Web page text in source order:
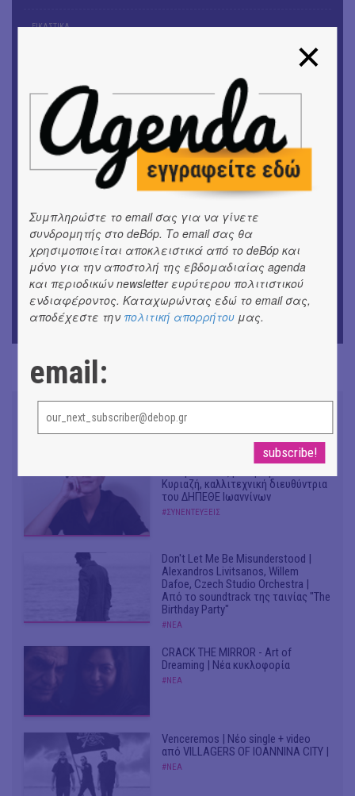
ΕΙΚΑΣΤΙΚΑ
Θανάσης Λάλας-Κώστας Τσόκλης - Συνομιλώντας με
εικόνες και λέξεις
ΚΙΝ/ΦΟΣ
Οι γαλλικές ταινίες του 16ου Athens Open Air Film
ΘΕΑΤΡΟ / ΧΟΡΟΣ
«Μήδεια» του Ευριπίδη | Σκην.: Nikita Milivojević
ΜΟΥΣΙΚΗ
9o Φεστιβάλ Στρογγύλη στη Σαντορίνη
ΘΕΑΤΡΟ / ΧΟΡΟΣ
«Ίων» του Ευρυπίδη
Κυριαζή, καλλιτεχνική διευθύντρια
του ΔΗΠΕΘΕ Ιωαννίνων
#ΣΥΝΕΝΤΕΥΞΕΙΣ
Don't Let Me Be Misunderstood |
Alexandros Livitsanos, Willem
Dafoe, Czech Studio Orchestra |
Από το soundtrack της ταινίας "The
Birthday Party"
#ΝΕΑ
CRACK THE MIRROR - Art of
Dreaming | Νέα κυκλοφορία
#ΝΕΑ
Venceremos | Νέο single + video
από VILLAGERS OF IOANNINA CITY |
#ΝΕΑ
Συμπληρώστε το email σας για να γίνετε
συνδρομητής στο deBόp. Το email σας θα
χρησιμοποιείται αποκλειστικά από το deBόp και
μόνο για την αποστολή της εβδομαδιαίας agenda
και περιοδικών newsletter ευρύτερου πολιτιστικού
ενδιαφέροντος. Καταχωρώντας εδώ το email σας,
αποδέχεστε την πολιτική απορρήτου μας.
email: